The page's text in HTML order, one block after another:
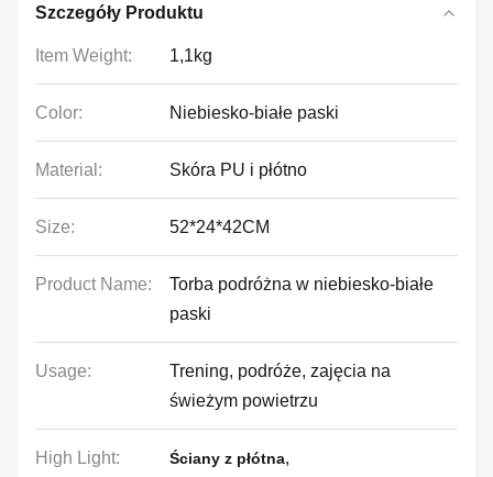
Szczegóły Produktu
Item Weight: 1,1kg
Color: Niebiesko-białe paski
Material: Skóra PU i płótno
Size: 52*24*42CM
Product Name:
Torba podróżna w niebiesko-białe
paski
Usage:
Trening, podróże, zajęcia na
świeżym powietrzu
High Light: Ściany z płótna,